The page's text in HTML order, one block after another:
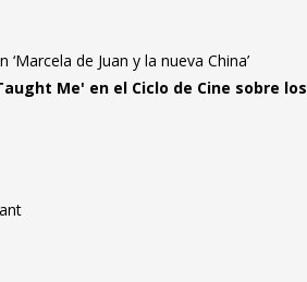
de Juan y la nueva China’
Me' en el Ciclo de Cine sobre los